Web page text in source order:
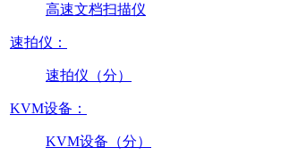
高速文档扫描仪
速拍仪：
速拍仪（分）
KVM设备：
KVM设备（分）